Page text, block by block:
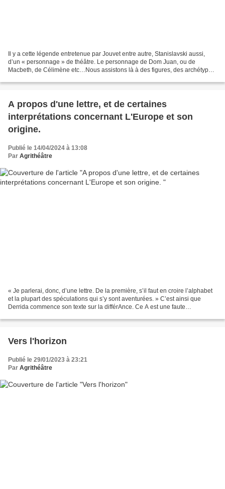
Il y a cette légende entretenue par Jouvet entre autre, Stanislavski aussi,
d’un « personnage » de théâtre. Le personnage de Dom Juan, ou de
Macbeth, de Célimène etc…Nous assistons là à des figures, des archétypes.
A propos d'une lettre, et de certaines
interprétations concernant L'Europe et son
origine.
Publié le 14/04/2024 à 13:08
Par Agrithéâtre
« Je parlerai, donc, d’une lettre. De la première, s’il faut en croire l’alphabet
et la plupart des spéculations qui s’y sont aventurées. » C’est ainsi que
Derrida commence son texte sur la différAnce. Ce A est une faute
Vers l'horizon
Publié le 29/01/2023 à 23:21
Par Agrithéâtre